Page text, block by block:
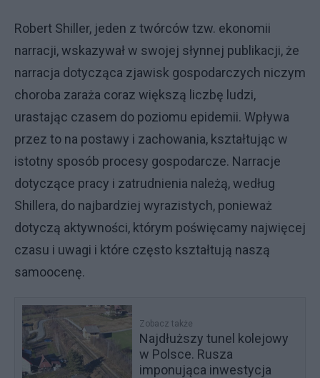
Robert Shiller, jeden z twórców tzw. ekonomii
narracji, wskazywał w swojej słynnej publikacji, że
narracja dotycząca zjawisk gospodarczych niczym
choroba zaraża coraz większą liczbę ludzi,
urastając czasem do poziomu epidemii. Wpływa
przez to na postawy i zachowania, kształtując w
istotny sposób procesy gospodarcze. Narracje
dotyczące pracy i zatrudnienia należą, według
Shillera, do najbardziej wyrazistych, ponieważ
dotyczą aktywności, którym poświęcamy najwięcej
czasu i uwagi i które często kształtują naszą
samoocenę.
Zobacz także
Najdłuższy tunel kolejowy
w Polsce. Rusza
imponująca inwestycja